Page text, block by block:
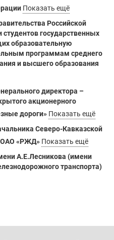
Показать ещё
Российской
государственных
образовательную
программам среднего
и высшего образования
директора –
акционерного
дороги» Показать ещё
Северо-Кавказской
ОАО «РЖД» Показать ещё
А.Е.Лесникова (имени
транспорта)